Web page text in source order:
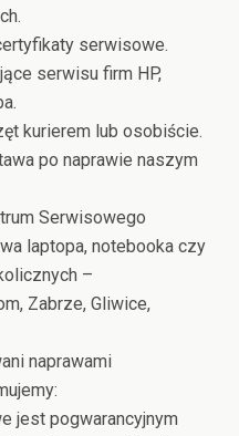
serwisowe.
serwisu firm HP,
kurierem lub osobiście.
po naprawie naszym
Serwisowego
laptopa, notebooka czy
–
Zabrze, Gliwice,
naprawami
jest pogwarancyjnym